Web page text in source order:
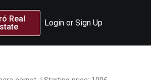
Real
Login or Sign Up